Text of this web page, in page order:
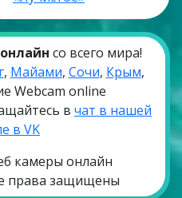
со всего мира!
, Майами, Сочи, Крым,
Webcam online
в чат в нашей
в VK
камеры онлайн
права защищены